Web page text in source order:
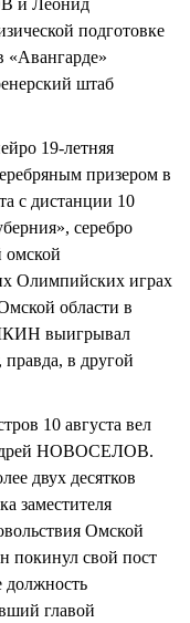
и Леонид
подготовке
штаб
19-летняя
призером в
с дистанции 10
серебро
омской
Олимпийских играх
области в
выигрывал
в другой
10 августа вел
НОВОСЕЛОВ.
двух десятков
заместителя
Омской
покинул свой пост
должность
главой